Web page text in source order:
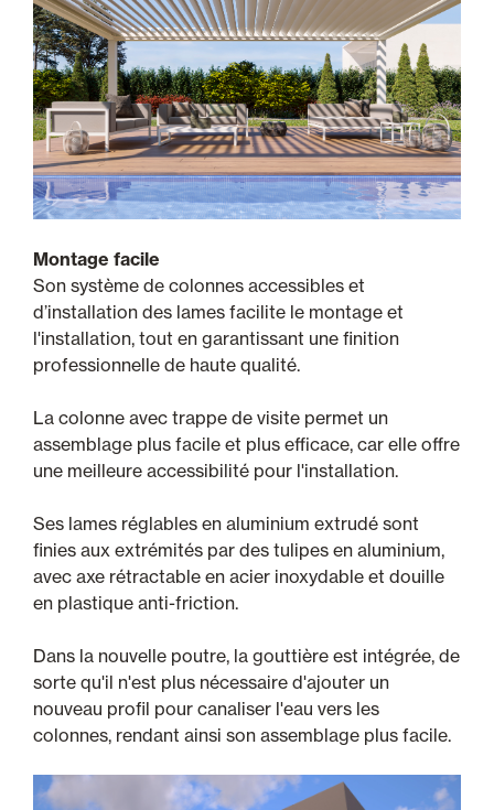
Montage facile
Son système de colonnes accessibles et
d’installation des lames facilite le montage et
l'installation, tout en garantissant une finition
professionnelle de haute qualité.
La colonne avec trappe de visite permet un
assemblage plus facile et plus efficace, car elle offre
une meilleure accessibilité pour l'installation.
Ses lames réglables en aluminium extrudé sont
finies aux extrémités par des tulipes en aluminium,
avec axe rétractable en acier inoxydable et douille
en plastique anti-friction.
Dans la nouvelle poutre, la gouttière est intégrée, de
sorte qu'il n'est plus nécessaire d'ajouter un
nouveau profil pour canaliser l'eau vers les
colonnes, rendant ainsi son assemblage plus facile.